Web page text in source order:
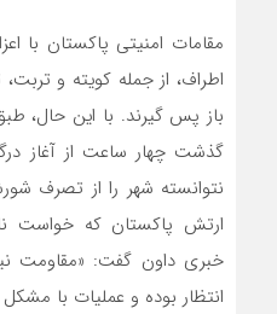
مقامات امنیتی پاکستان با
اطراف، از جمله کویته و
باز پس گیرند. با این حال،
گذشت چهار ساعت از آغاز
نتوانسته شهر را از تصرف
ارتش پاکستان که خواست
خبری داون گفت: «مقاومت
انتظار بوده و عملیات با